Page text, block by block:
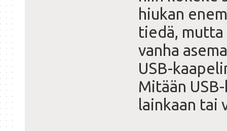
hiukan
tiedä,
vanha
USB-
Mitään
lainkaan tai